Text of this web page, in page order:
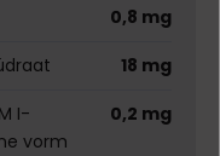
0,8 mg
18 mg
I-
vorm
0,2 mg